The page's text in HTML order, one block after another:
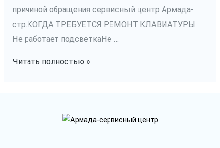
причиной обращения сервисный центр Армада-
стр.КОГДА ТРЕБУЕТСЯ РЕМОНТ КЛАВИАТУРЫ
Не работает подсветкаНе …
Замена
Читать полностью »